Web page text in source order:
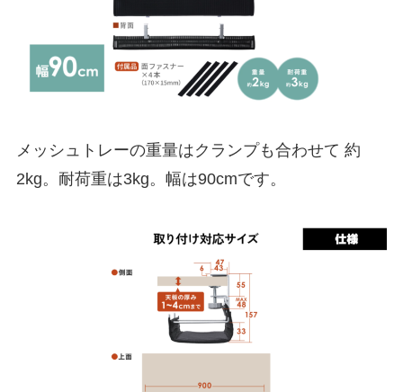
メッシュトレーの重量はクランプも合わせて 約
2kg。耐荷重は3kg。幅は90cmです。